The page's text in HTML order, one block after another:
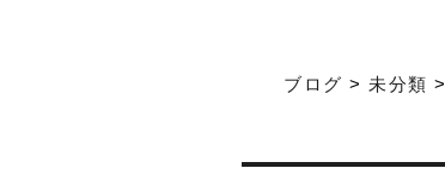
ブログ > 未分類 >